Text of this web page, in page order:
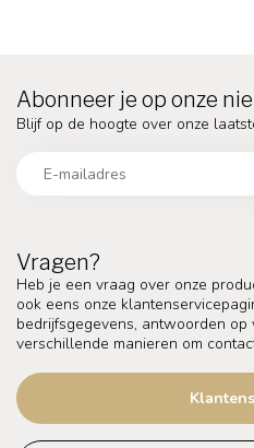
Vragen?
Heb je een vraag over onze
ook eens onze
bedrijfsgegevens, antwoorden
verschillende manieren om
Abonneer je op onze
Blijf op de hoogte over onze